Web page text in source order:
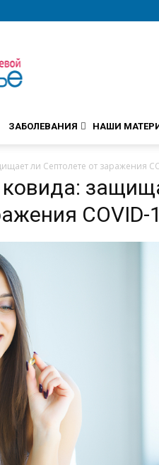
ЗАБОЛЕВАНИЯ НАШИ
ли Септолете от заражения
COVID-